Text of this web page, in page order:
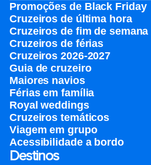
Promoções de Black Friday
Cruzeiros de última hora
Cruzeiros de fim de semana
Cruzeiros de férias
Cruzeiros 2026-2027
Guia de cruzeiro
Maiores navios
Férias em família
Royal weddings
Cruzeiros temáticos
Viagem em grupo
Acessibilidade a bordo
Destinos